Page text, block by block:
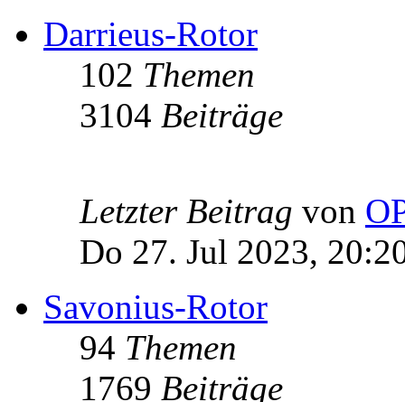
Darrieus-Rotor
102 Themen
3104 Beiträge
Letzter Beitrag von
Do 27. Jul 2023,
Savonius-Rotor
94 Themen
1769 Beiträge